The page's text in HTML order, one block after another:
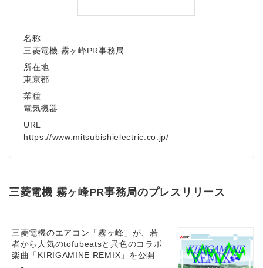
名称
三菱電機 霧ヶ峰PR事務局
所在地
東京都
業種
電気機器
URL
https://www.mitsubishielectric.co.jp/
三菱電機 霧ヶ峰PR事務局のプレスリリース
三菱電機のエアコン「霧ヶ峰」が、若
者から人気のtofubeatsと異色のコラボ
楽曲「KIRIGAMINE REMIX」を公開